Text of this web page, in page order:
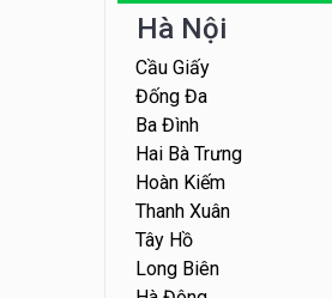
Hà Nội
Cầu Giấy
Đống Đa
Ba Đình
Hai Bà Trưng
Hoàn Kiếm
Thanh Xuân
Tây Hồ
Long Biên